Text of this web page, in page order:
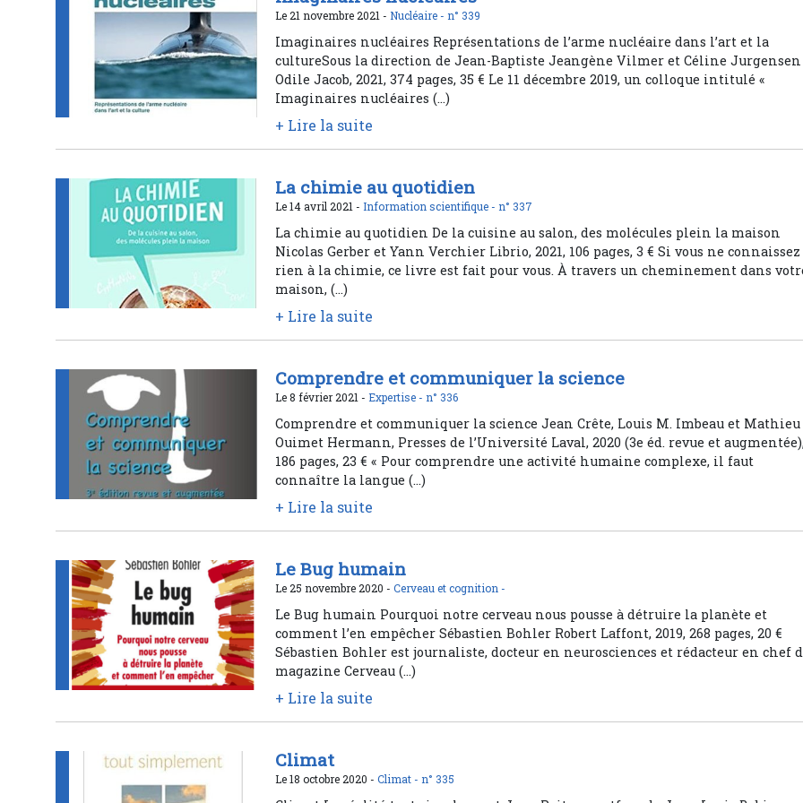
Le 21 novembre 2021 - Nucléaire -n° 339
Imaginaires nucléaires Représentations de l’arme nucléaire dans l’art et la
cultureSous la direction de Jean-Baptiste Jeangène Vilmer et Céline Jurgensen
Odile Jacob, 2021, 374 pages, 35 € Le 11 décembre 2019, un colloque intitulé «
Imaginaires nucléaires (…)
+ Lire la suite
La chimie au quotidien
Le 14 avril 2021 -Information scientifique -n° 337
La chimie au quotidien De la cuisine au salon, des molécules plein la maison
Nicolas Gerber et Yann Verchier Librio, 2021, 106 pages, 3 € Si vous ne connaissez
rien à la chimie, ce livre est fait pour vous. À travers un cheminement dans
maison, (…)
+ Lire la suite
Comprendre et communiquer la science
Le 8 février 2021 -Expertise -n° 336
Comprendre et communiquer la science Jean Crête, Louis M. Imbeau et Mathieu
Ouimet Hermann, Presses de l’Université Laval, 2020 (3e éd. revue et
186 pages, 23 € « Pour comprendre une activité humaine complexe, il faut
connaître la langue (…)
+ Lire la suite
Le Bug humain
Le 25 novembre 2020 -Cerveau et cognition -
Le Bug humain Pourquoi notre cerveau nous pousse à détruire la planète et
comment l’en empêcher Sébastien Bohler Robert Laffont, 2019, 268 pages, 20 €
Sébastien Bohler est journaliste, docteur en neurosciences et rédacteur en chef
magazine Cerveau (…)
+ Lire la suite
Climat
Le 18 octobre 2020 -Climat -n° 335